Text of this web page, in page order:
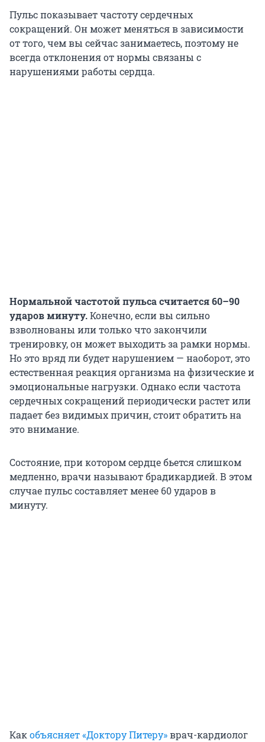
Пульс показывает частоту сердечных
сокращений. Он может меняться в зависимости
от того, чем вы сейчас занимаетесь, поэтому не
всегда отклонения от нормы связаны с
нарушениями работы сердца.
Нормальной частотой пульса считается 60–90
ударов минуту.Конечно, если вы сильно
взволнованы или только что закончили
тренировку, он может выходить за рамки нормы.
Но это вряд ли будет нарушением — наоборот, это
естественная реакция организма на физические и
эмоциональные нагрузки. Однако если частота
сердечных сокращений периодически растет или
падает без видимых причин, стоит обратить на
это внимание.
Состояние, при котором сердце бьется слишком
медленно, врачи называют брадикардией. В этом
случае пульс составляет менее 60 ударов в
минуту.
Какобъясняет«Доктору Питеру»врач-кардиолог